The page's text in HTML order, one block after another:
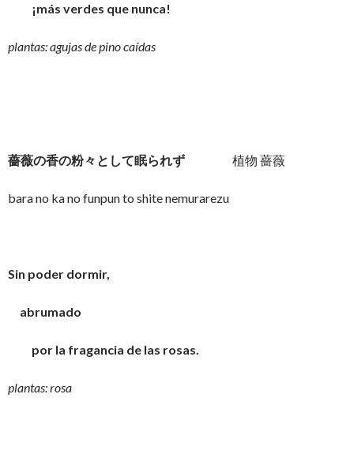
¡más verdes que nunca!
plantas: agujas de pino caídas
薔薇の香の粉々として眠られず 植物 薔薇
bara no ka no funpun to shite nemurarezu
Sin poder dormir,
abrumado
por la fragancia de las rosas.
plantas: rosa